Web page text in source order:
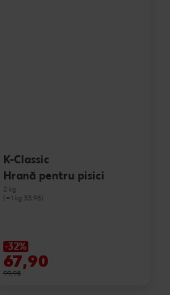
K-Classic
Hrană pentru pisici
2 kg
(=1 kg 33.95)
-32%
67,90
99,95